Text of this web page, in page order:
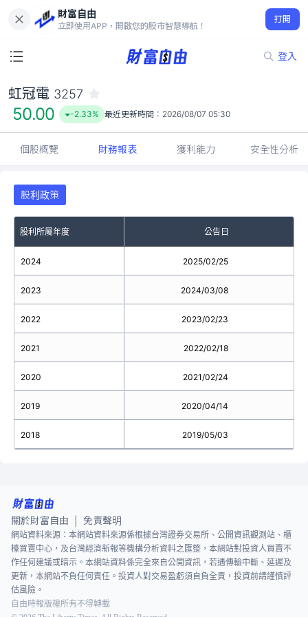
財富自由
立即使用APP，開啟您的股市智慧導航！
打開
登入
50.00
-2.33%
虹冠電 3257
50.00 -2.33% 最近更新時間： 2026/08/07 05:30
個股概覽 財務報表 獲利能力 安全性分析
股利政策
股利所屬年度 公告日
2024
2023
2022
2021
2020
2019
2018
2025/02/25
2024/03/08
2023/02/23
2022/02/18
2021/02/24
2020/04/14
2019/05/03
關於財富自由 免責聲明
網站資料來源：本網站資料來源係根據台灣證券交易所、公開資訊觀測站、櫃
檯買賣中心，及台灣經濟新報等機構分析資料之匯整，本網站對投資人買賣不
作任何建議或暗示。本網站資料係完全來自公開資訊，若遇傳輸中斷、延遲及
更新，本網站不負任何責任。投資人對交易盈虧須自負全責，投資前請謹慎評
估風險。
自由時報版權所有不得轉載